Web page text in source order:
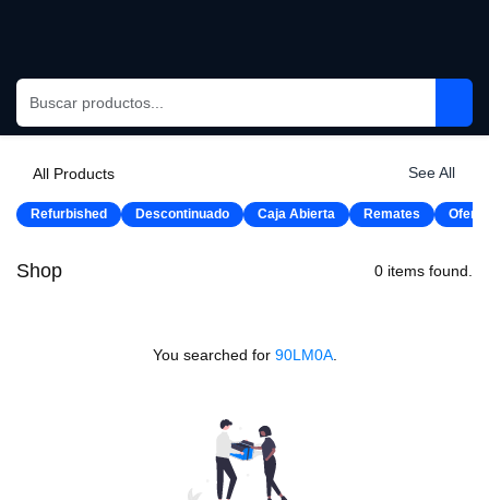
All Products See All
Refurbished Descontinuado Caja Abierta Remates Oferta
Shop 0 items found.
You searched for 90LM0A.